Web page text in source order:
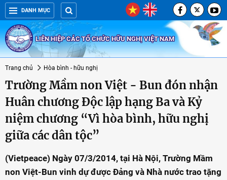
DANH MỤC
LIÊN HIỆP CÁC TỔ CHỨC HỮU NGHỊ VIỆT NAM
Trang chủ Hòa bình - hữu nghị
Trường Mầm non Việt - Bun đón nhận
Huân chương Độc lập hạng Ba và Kỷ
niệm chương “Vì hòa bình, hữu nghị
giữa các dân tộc”
(Vietpeace) Ngày 07/3/2014, tại Hà Nội, Trường Mầm
non Việt-Bun vinh dự được Đảng và Nhà nước trao tặng